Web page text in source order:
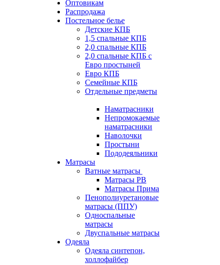
Оптовикам
Распродажа
Постельное белье
Детские КПБ
1,5 спальные КПБ
2,0 спальные КПБ
2,0 спальные КПБ с
Евро простыней
Евро КПБ
Семейные КПБ
Отдельные предметы
Наматрасники
Непромокаемые
наматрасники
Наволочки
Простыни
Пододеяльники
Матрасы
Ватные матрасы
Матрасы РВ
Матрасы Прима
Пенополиуретановые
матрасы (ППУ)
Односпальные
матрасы
Двуспальные матрасы
Одеяла
Одеяла синтепон,
холлофайбер